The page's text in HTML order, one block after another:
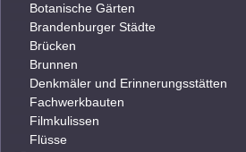
Botanische Gärten
Brandenburger Städte
Brücken
Brunnen
Denkmäler und Erinnerungsstätten
Fachwerkbauten
Filmkulissen
Flüsse